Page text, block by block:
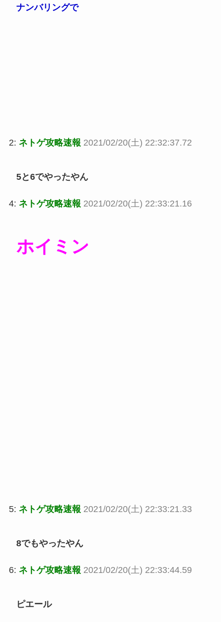
ナンバリングで
2: ネトゲ攻略速報 2021/02/20(土) 22:32:37.72
5と6でやったやん
4: ネトゲ攻略速報 2021/02/20(土) 22:33:21.16
ホイミン
5: ネトゲ攻略速報 2021/02/20(土) 22:33:21.33
8でもやったやん
6: ネトゲ攻略速報 2021/02/20(土) 22:33:44.59
ピエール